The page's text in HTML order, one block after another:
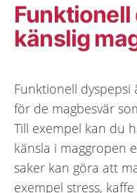
Funktionell
känslig
Funktionell dyspepsi
för de magbesvär
Till exempel kan du
känsla i maggropen
saker kan göra att
exempel stress,